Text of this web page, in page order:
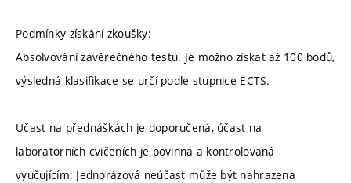
Podmínky získání zkoušky:
Absolvování závěrečného testu. Je možno získat až 100 bodů,
výsledná klasifikace se určí podle stupnice ECTS.
Účast na přednáškách je doporučená, účast na
laboratorních cvičeních je povinná a kontrolovaná
vyučujícím. Jednorázová neúčast může být nahrazena